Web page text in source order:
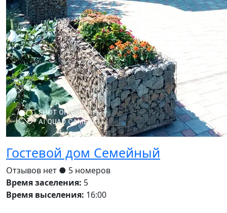
Гостевой дом Семейный
Отзывов нет ● 5 номеров
Время заселения: 5
Время выселения: 16:00